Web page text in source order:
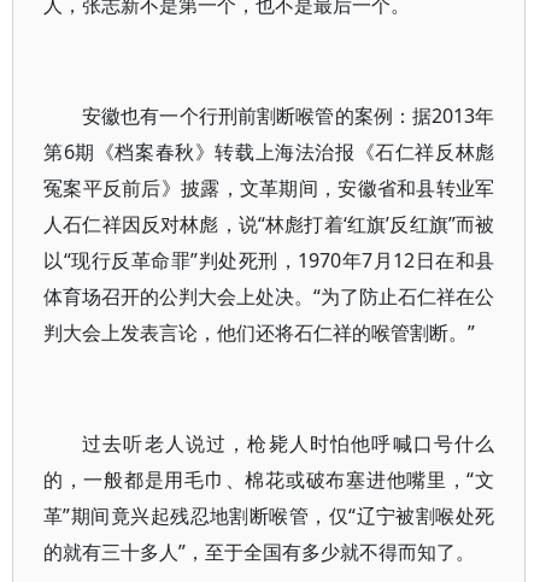
安徽也有一个行刑前割断喉管的案例：据2013年
第6期《档案春秋》转载上海法治报《石仁祥反林彪
冤案平反前后》披露，文革期间，安徽省和县转业军
人石仁祥因反对林彪，说“林彪打着‘红旗’反红旗”而被
以“现行反革命罪”判处死刑，1970年7月12日在和县
体育场召开的公判大会上处决。“为了防止石仁祥在公
判大会上发表言论，他们还将石仁祥的喉管割断。”
过去听老人说过，枪毙人时怕他呼喊口号什么
的，一般都是用毛巾、棉花或破布塞进他嘴里，“文
革”期间竟兴起残忍地割断喉管，仅“辽宁被割喉处死
的就有三十多人”，至于全国有多少就不得而知了。